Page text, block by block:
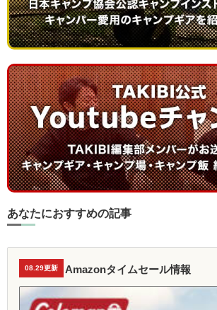
あなたにおすすめの記事
08.29更新 Amazonタイムセール情報